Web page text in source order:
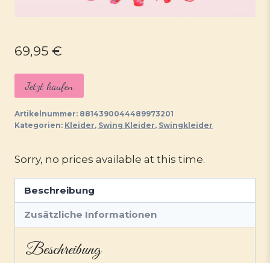
69,95 €
Jetzt kaufen
Artikelnummer: 8814390044489973201
Kategorien: Kleider, Swing Kleider, Swingkleider
Sorry, no prices available at this time.
Beschreibung
Zusätzliche Informationen
Beschreibung